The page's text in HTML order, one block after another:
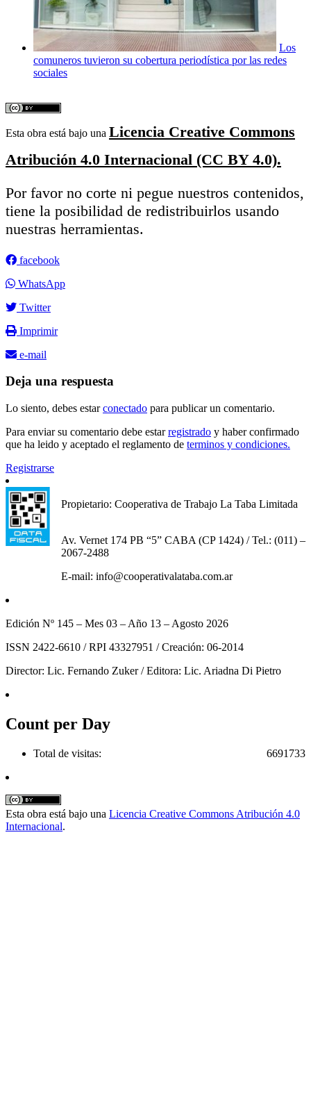
Los
comuneros tuvieron su cobertura periodística por las redes
sociales
Esta obra está bajo una Licencia Creative Commons
Atribución 4.0 Internacional (CC BY 4.0).
Por favor no corte ni pegue nuestros contenidos,
tiene la posibilidad de redistribuirlos usando
nuestras herramientas.
facebook
WhatsApp
Twitter
Imprimir
e-mail
Deja una respuesta
Lo siento, debes estarconectado para publicar un comentario.
Para enviar su comentario debe estarregistrado y haber confirmado
que ha leido y aceptado el reglamento de terminos y condiciones.
Registrarse
Propietario: Cooperativa de Trabajo La Taba Limitada
Av. Vernet 174 PB “5” CABA (CP 1424) / Tel.: (011) –
2067-2488
E-mail: info@cooperativalataba.com.ar
Edición Nº 145 – Mes 03 – Año 13 – Agosto 2026
ISSN 2422-6610 / RPI 43327951 / Creación: 06-2014
Director: Lic. Fernando Zuker / Editora: Lic. Ariadna Di Pietro
Count per Day
6691733
Total de visitas:
Esta obra está bajo una Licencia Creative Commons Atribución 4.0
Internacional.